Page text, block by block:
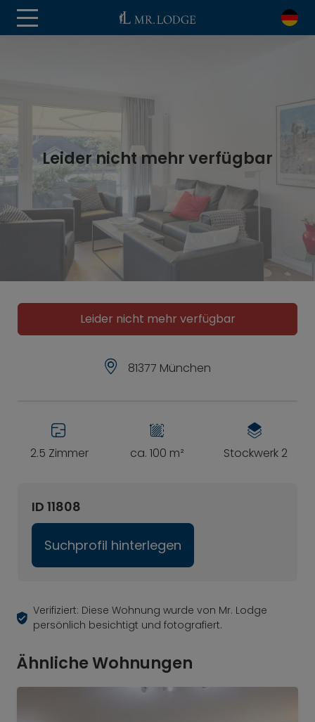
Leider nicht mehr verfügbar
Leider nicht mehr verfügbar
81377 München
2.5 Zimmer ca. 100 m² Stockwerk 2
ID 11808
Suchprofil hinterlegen
Verifiziert: Diese Wohnung wurde von Mr. Lodge
persönlich besichtigt und fotografiert.
Ähnliche Wohnungen